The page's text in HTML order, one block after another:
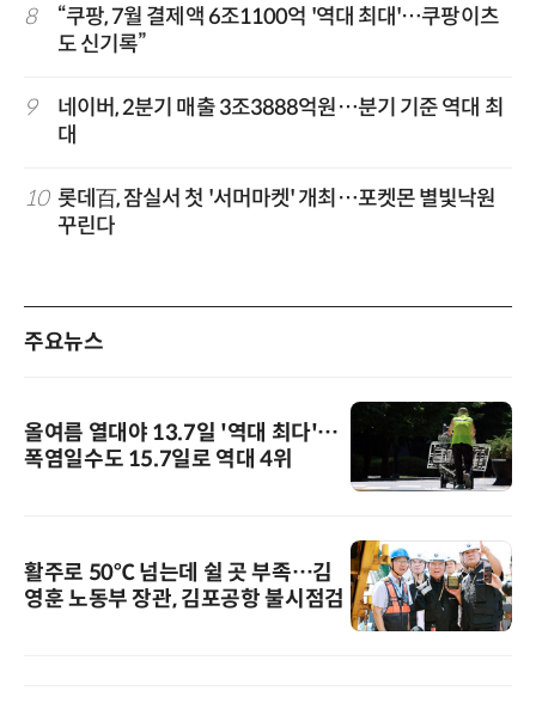
8
“쿠팡, 7월 결제액 6조1100억 '역대 최대'…쿠팡이츠
도 신기록”
9
네이버, 2분기 매출 3조3888억원…분기 기준 역대 최
대
10 롯데百, 잠실서 첫 '서머마켓' 개최…포켓몬 별빛낙원
꾸린다
주요뉴스
올여름 열대야 13.7일 '역대 최다'…
폭염일수도 15.7일로 역대 4위
활주로 50℃ 넘는데 쉴 곳 부족…김
영훈 노동부 장관, 김포공항 불시점검